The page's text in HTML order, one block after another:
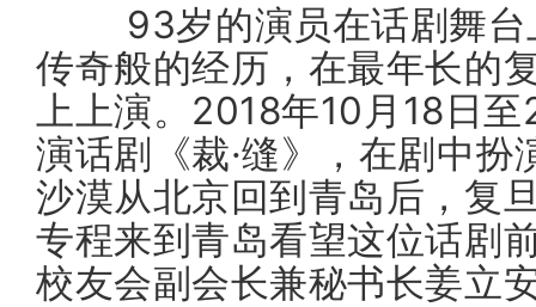
93岁的演员在话剧舞台
传奇般的经历，在最年长的
上上演。2018年10月18日
演话剧《裁·缝》，在剧中
沙漠从北京回到青岛后，复
专程来到青岛看望这位话剧
校友会副会长兼秘书长姜立